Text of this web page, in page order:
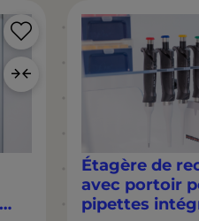
Ajouter
Ajouter
Étagère de
avec portoir
pipettes